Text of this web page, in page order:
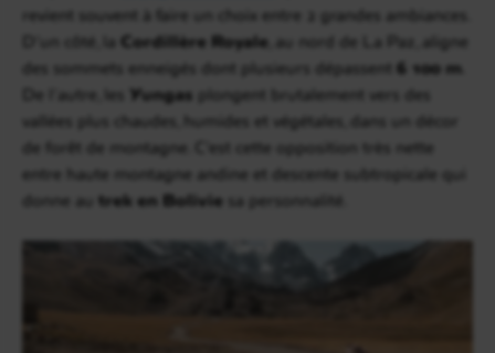
revient souvent à faire un choix entre 2 grandes ambiances.
D’un côté, la Cordillère Royale , au nord de La Paz, aligne
des sommets enneigés dont plusieurs dépassent 6 100 m
De l’autre, les Yungas plongent brutalement vers des
vallées plus chaudes, humides et végétales, dans un décor
de forêt de montagne. C’est cette opposition très nette
entre haute montagne andine et descente subtropicale qui
donne au trek en Bolivie sa personnalité.